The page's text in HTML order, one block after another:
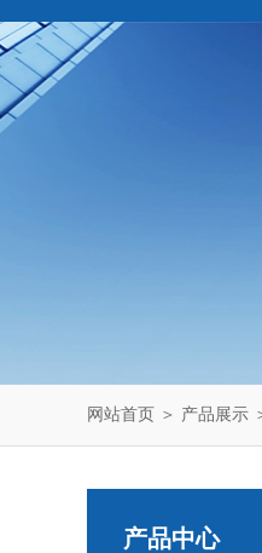
网站首页 ＞ 产品展示
产品中心